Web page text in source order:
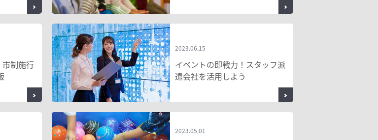
制施行
2023.06.15
イベントの即戦力！スタッフ派
遣会社を活用しよう
2023.05.01